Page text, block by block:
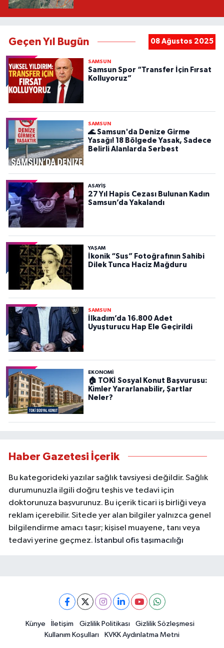
Geçen Yıl Bugün 08 Ağustos 2025
SAMSUN
Samsun Spor “Transfer İçin Fırsat
Kolluyoruz”
SAMSUN
🌊 Samsun'da Denize Girme
Yasağı! 18 Bölgede Yasak, Sadece
Belirli Alanlarda Serbest
ASAYIŞ
27 Yıl Hapis Cezası Bulunan Kadın
Samsun’da Yakalandı
YAŞAM
İkonik “Sus” Fotoğrafının Sahibi
Dilek Tunca Haciz Mağduru
SAMSUN
İlkadım’da 16.800 Adet
Uyuşturucu Hap Ele Geçirildi
EKONOMİ
🏠 TOKİ Sosyal Konut Başvurusu:
Kimler Yararlanabilir, Şartlar
Neler?
Haber Gazetesi İçerik
Bu kategorideki yazılar sağlık tavsiyesi değildir. Sağlık
durumunuzla ilgili doğru teşhis ve tedavi için
doktorunuza başvurunuz. Bu içerik ticari iş birliği veya
reklam içerebilir. Sitede yer alan bilgiler yalnızca genel
bilgilendirme amacı taşır; kişisel muayene, tanı veya
tedavi yerine geçmez. İstanbul ofis taşımacılığı
Künye İletişim Gizlilik Politikası
Gizlilik Sözleşmesi
Kullanım Koşulları
KVKK Aydınlatma Metni